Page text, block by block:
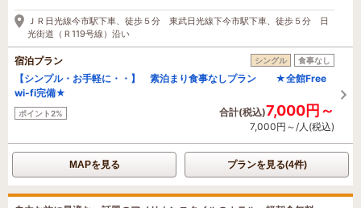
13時間前に予約されました
ＪＲ日光線今市駅下車、徒歩５分 東武日光線下今市駅下車、徒歩５分 日
光街道（Ｒ119号線）沿い
宿泊プラン シングル 食事なし
【シンプル・お手軽に・・】 素泊まり食事なしプラン ★全館Free
wi-fi完備★
ポイント2% 合計(税込)7,000円～
7,000円～/人(税込)
MAPを見る プランを見る(4件)